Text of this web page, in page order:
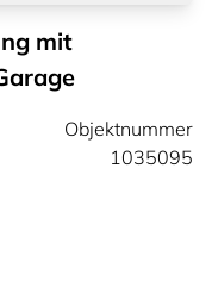
mit
Objektnummer
1035095